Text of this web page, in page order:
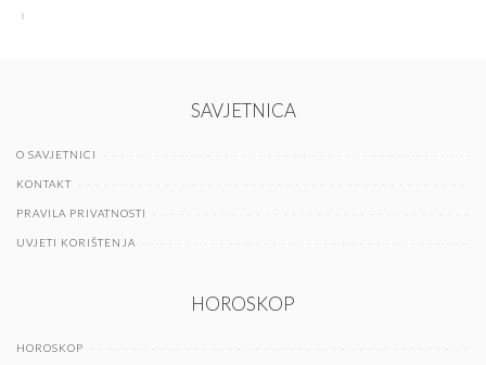
SAVJETNICA
O SAVJETNICI
KONTAKT
PRAVILA PRIVATNOSTI
UVJETI KORIŠTENJA
HOROSKOP
HOROSKOP